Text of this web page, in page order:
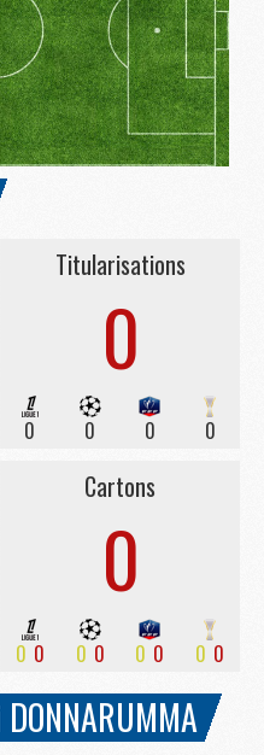
Titularisations
0
0 0 0 0
Cartons
0
0 0 0 0 0 0 0 0